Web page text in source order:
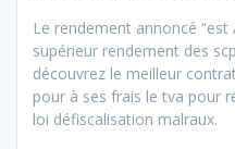
Le rendement annoncé
supérieur rendement des
découvrez le meilleur
pour à ses frais le tva pour
loi défiscalisation malraux.